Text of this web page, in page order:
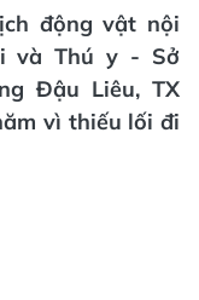
động vật nội
và Thú y - Sở
Đậu Liêu, TX
vì thiếu lối đi